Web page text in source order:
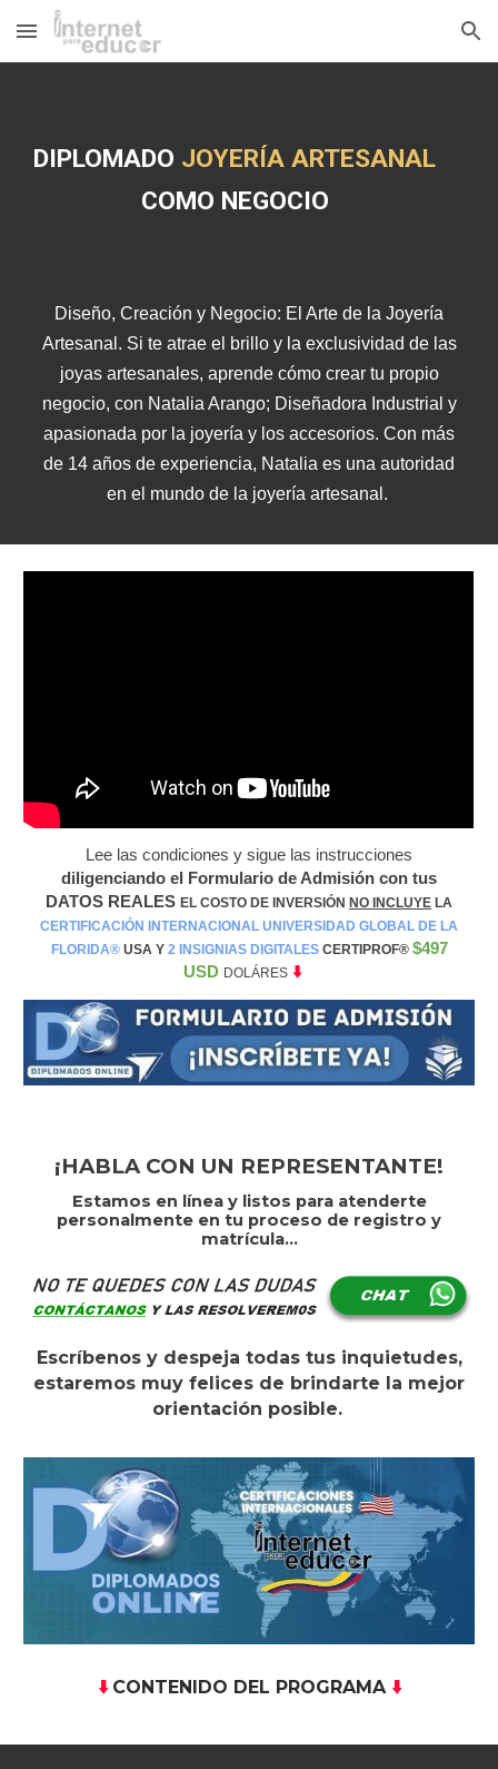
Skip to main content Skip to navigation
DIPLOMADO JOYERÍA ARTESANAL
COMO NEGOCIO
Diseño, Creación y Negocio: El Arte de la Joyería
Artesanal. Si te atrae el brillo y la exclusividad de las
joyas artesanales, aprende cómo crear tu propio
negocio, con Natalia Arango; Diseñadora Industrial y
apasionada por la joyería y los accesorios. Con más
de 14 años de experiencia, Natalia es una autoridad
en el mundo de la joyería artesanal.
Lee las condiciones y sigue las instrucciones
diligenciando el Formulario de Admisión con tus
DATOS REALES EL COSTO DE INVERSIÓN NO INCLUYE LA
CERTIFICACIÓN INTERNACIONAL UNIVERSIDAD GLOBAL DE LA
FLORIDA®️USA Y 2 INSIGNIAS DIGITALESCERTIPROF®️ $497
USD DOLÁRES ⬇️
¡HABLA CON UN REPRESENTANTE!
Estamos en línea y listos para atenderte
personalmente en tu proceso de registro y
matrícula...
Escríbenos y despeja todas tus inquietudes,
estaremos muy felices de brindarte la mejor
orientación posible.
⬇️ CONTENIDO DEL PROGRAMA ⬇️